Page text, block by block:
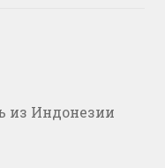
из Индонезии